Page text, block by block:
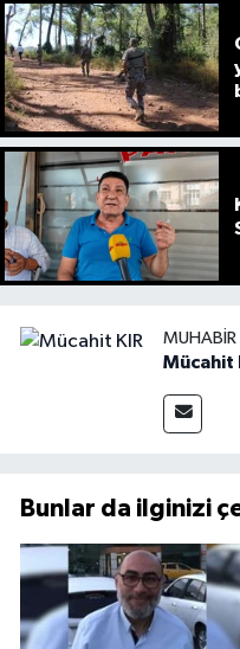
MUHABIR
Mücahit
Bunlar da ilginizi